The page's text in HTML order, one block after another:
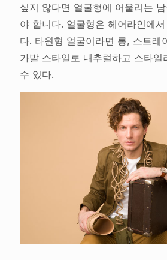
싶지 않다면 얼굴형에 어울리는
야 합니다. 얼굴형은 헤어라인에
다. 타원형 얼굴이라면 롱, 스트레
가발 스타일로 내추럴하고 스타일
수 있다.